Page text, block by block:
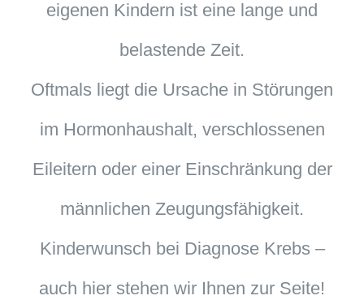
eigenen Kindern ist eine lange und
belastende Zeit.
Oftmals liegt die Ursache in Störungen
im Hormonhaushalt, verschlossenen
Eileitern oder einer Einschränkung der
männlichen Zeugungsfähigkeit.
Kinderwunsch bei Diagnose Krebs –
auch hier stehen wir Ihnen zur Seite!